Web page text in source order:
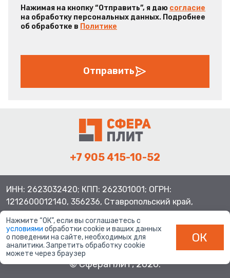
Нажимая на кнопку “Отправить”, я даю согласие
на обработку персональных данных. Подробнее
об обработке в Политике
Отправить
+7 905 415-10-52
ИНН: 2623032420; КПП: 262301001; ОГРН:
1212600012140, 356236, Ставропольский край,
© СфераПлит, 2026.
Нажмите “ОК”, если вы соглашаетесь с
условиями обработки cookie и ваших данных
о поведении на сайте, необходимых для
аналитики. Запретить обработку cookie
можете через браузер
ОК